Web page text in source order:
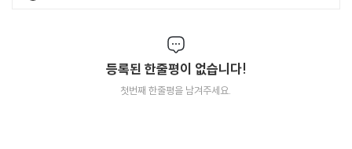
등록된 한줄평이 없습니다!
첫번째 한줄평을 남겨주세요.